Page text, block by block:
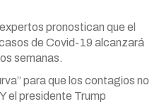
pronostican que el
de Covid-19 alcanzará
semanas.
para que los contagios no
el presidente Trump